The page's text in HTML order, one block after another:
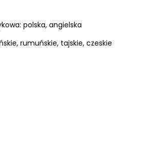
polska, angielska
rumuńskie, tajskie, czeskie